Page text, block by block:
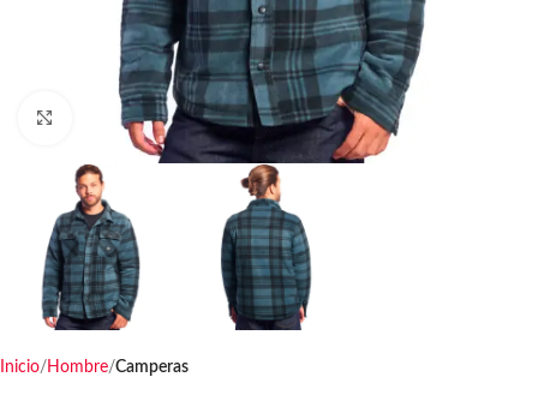
Haga clic para ampliar
Inicio Hombre Camperas